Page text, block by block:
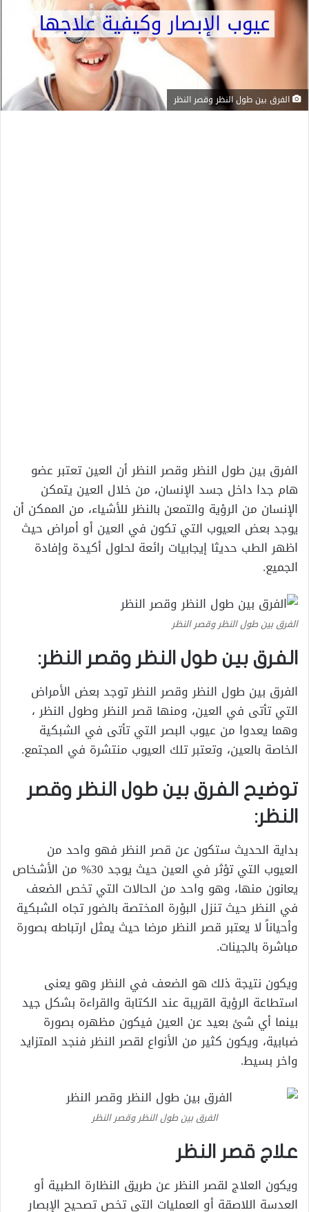
الفرق بين طول النظر وقصر النظر
الفرق بين طول النظر وقصر النظر أن العين تعتبر عضو
هام جدا داخل جسد الإنسان، من خلال العين يتمكن
الإنسان من الرؤية والتمعن بالنظر للأشياء، من الممكن أن
يوجد بعض العيوب التي تكون في العين أو أمراض حيث
اظهر الطب حديثا إيجابيات رائعة لحلول أكيدة وإفادة
الجميع.
الفرق بين طول النظر وقصر النظر
الفرق بين طول النظر وقصر النظر:
الفرق بين طول النظر وقصر النظر توجد بعض الأمراض
التي تأتى في العين، ومنها قصر النظر وطول النظر ،
وهما يعدوا من عيوب البصر التي تأتى في الشبكية
الخاصة بالعين، وتعتبر تلك العيوب منتشرة في المجتمع.
توضيح الفرق بين طول النظر وقصر
النظر:
بداية الحديث ستكون عن قصر النظر فهو واحد من
العيوب التي تؤثر في العين حيث يوجد 30% من الأشخاص
يعانون منها، وهو واحد من الحالات التي تخص الضعف
في النظر حيث تنزل البؤرة المختصة بالضور تجاه الشبكية
وأحياناً لا يعتبر قصر النظر مرضا حيث يمثل ارتباطه بصورة
مباشرة بالجينات.
ويكون نتيجة ذلك هو الضعف في النظر وهو يعنى
استطاعة الرؤية القريبة عند الكتابة والقراءة بشكل جيد
بينما أي شئ بعيد عن العين فيكون مظهره بصورة
ضبابية، ويكون كثير من الأنواع لقصر النظر فنجد المتزايد
واخر بسيط.
الفرق بين طول النظر وقصر النظر
علاج قصر النظر
ويكون العلاج لقصر النظر عن طريق النظارة الطبية أو
العدسة اللاصقة أو العمليات التي تخص تصحيح الإبصار